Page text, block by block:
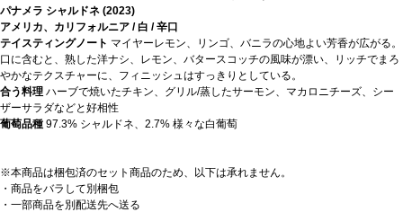
パナメラ シャルドネ (2023)
アメリカ、カリフォルニア / 白 / 辛口
テイスティングノート マイヤーレモン、リンゴ、バニラの心地よい芳香が広がる。
口に含むと、熟した洋ナシ、レモン、バタースコッチの風味が漂い、リッチでまろ
やかなテクスチャーに、フィニッシュはすっきりとしている。
合う料理 ハーブで焼いたチキン、グリル/蒸したサーモン、マカロニチーズ、シー
ザーサラダなどと好相性
葡萄品種 97.3% シャルドネ、2.7% 様々な白葡萄
※本商品は梱包済のセット商品のため、以下は承れません。
・商品をバラして別梱包
・一部商品を別配送先へ送る